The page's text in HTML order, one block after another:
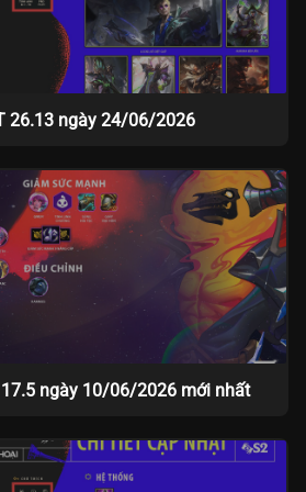
26.13 ngày 24/06/2026
ngày 10/06/2026 mới nhất